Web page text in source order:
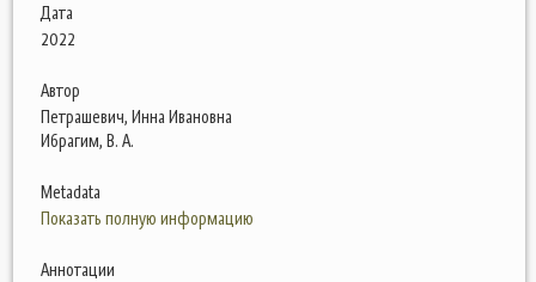
Дата
2022
Автор
Петрашевич, Инна Ивановна
Ибрагим, В. А.
Metadata
Показать полную информацию
Аннотации